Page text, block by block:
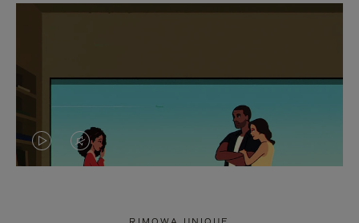
IL
IL